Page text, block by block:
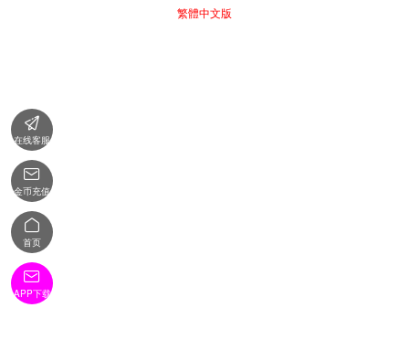
繁體中文版

在线客服

金币充值

首页

APP下载